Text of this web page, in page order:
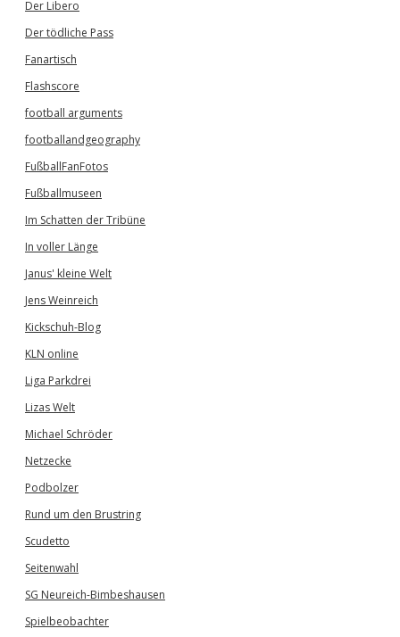
Der Libero
Der tödliche Pass
Fanartisch
Flashscore
football arguments
footballandgeography
FußballFanFotos
Fußballmuseen
Im Schatten der Tribüne
In voller Länge
Janus' kleine Welt
Jens Weinreich
Kickschuh-Blog
KLN online
Liga Parkdrei
Lizas Welt
Michael Schröder
Netzecke
Podbolzer
Rund um den Brustring
Scudetto
Seitenwahl
SG Neureich-Bimbeshausen
Spielbeobachter